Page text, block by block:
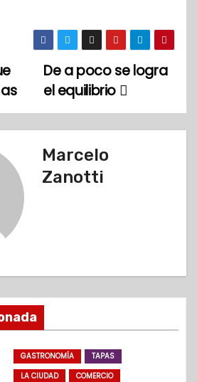
De a poco se logra
el equilibrio
Marcelo
Zanotti
GASTRONOMÍA
TAPAS
LA CIUDAD
COMERCIO